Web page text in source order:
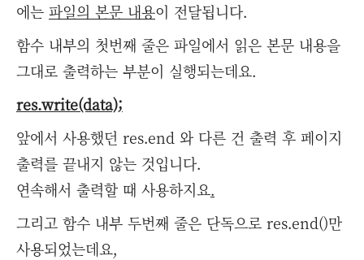
에는 파일의 본문 내용이 전달됩니다.
함수 내부의 첫번째 줄은 파일에서 읽은 본문 내용을
그대로 출력하는 부분이 실행되는데요.
res.write(data);
앞에서 사용했던 res.end 와 다른 건 출력 후 페이지
출력를 끝내지 않는 것입니다.
연속해서 출력할 때 사용하지요.
그리고 함수 내부 두번째 줄은 단독으로 res.end()만
사용되었는데요,